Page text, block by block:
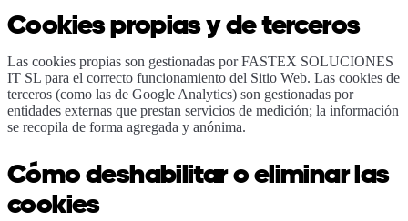
Cookies propias y de terceros
Las cookies propias son gestionadas por FASTEX SOLUCIONES
IT SL para el correcto funcionamiento del Sitio Web. Las cookies de
terceros (como las de Google Analytics) son gestionadas por
entidades externas que prestan servicios de medición; la información
se recopila de forma agregada y anónima.
Cómo deshabilitar o eliminar las
cookies